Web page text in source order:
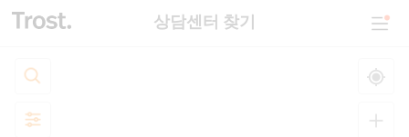
상담센터 찾기